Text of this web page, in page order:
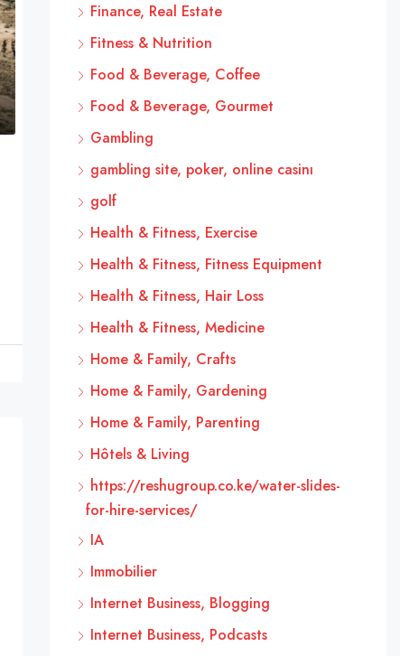
Finance, Real Estate
Fitness & Nutrition
Food & Beverage, Coffee
Food & Beverage, Gourmet
Gambling
gambling site, poker, online casinı
golf
Health & Fitness, Exercise
Health & Fitness, Fitness Equipment
Health & Fitness, Hair Loss
Health & Fitness, Medicine
Home & Family, Crafts
Home & Family, Gardening
Home & Family, Parenting
Hôtels & Living
https://reshugroup.co.ke/water-slides-
for-hire-services/
IA
Immobilier
Internet Business, Blogging
Internet Business, Podcasts